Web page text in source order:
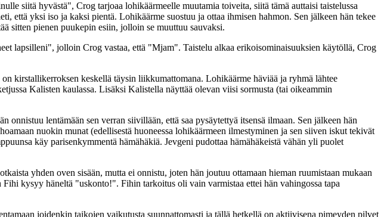
siitä hyvästä", Crog tarjoaa lohikäärmeelle muutamia toiveita, siitä tämä auttaisi taistelussa
että yksi iso ja kaksi pientä. Lohikäärme suostuu ja ottaa ihmisen hahmon. Sen jälkeen hän tekee
sitten pienen puukepin esiin, jolloin se muuttuu sauvaksi.
lapsilleni", jolloin Crog vastaa, että "Mjam". Taistelu alkaa erikoisominaisuuksien käytöllä, Crog
kirstallikerroksen keskellä täysin liikkumattomana. Lohikäärme häviää ja ryhmä lähtee
Kalisten kaulassa. Lisäksi Kalistella näyttää olevan viisi sormusta (tai oikeammin
lentämään sen verran siivillään, että saa pysäytettyä itsensä ilmaan. Sen jälkeen hän
nuokin munat (edellisestä huoneessa lohikäärmeen ilmestyminen ja sen siiven iskut tekivät
käy parisenkymmentä hämähäkiä. Jevgeni pudottaa hämähäkeistä vähän yli puolet
yhden oven sisään, mutta ei onnistu, joten hän joutuu ottamaan hieman ruumistaan mukaan
kysyy häneltä "uskonto!". Fihin tarkoitus oli vain varmistaa ettei hän vahingossa tapa
joidenkin taikojen vaikutusta suunnattomasti ja tällä hetkellä on aktiivisena pimeyden pilvet